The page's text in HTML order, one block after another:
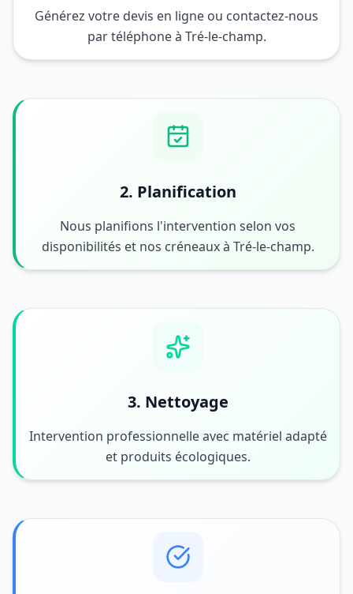
Générez votre devis en ligne ou contactez-nous
par téléphone à Tré-le-champ.
2. Planification
Nous planifions l'intervention selon vos
disponibilités et nos créneaux à Tré-le-champ.
3. Nettoyage
Intervention professionnelle avec matériel adapté
et produits écologiques.